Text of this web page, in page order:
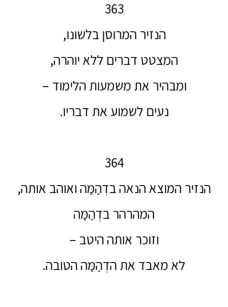
363
הנזיר המרוסן בלשונו,
המצטט דברים ללא יוהרה,
ומבהיר את משמעות הלימוד –
נעים לשמוע את דבריו.
364
הנזיר המוצא הנאה בדְהַמַּה ואוהב אותה,
המהרהר בדְהַמַּה
וזוכר אותה היטב –
לא מאבד את הדְהַמַּה הטובה.